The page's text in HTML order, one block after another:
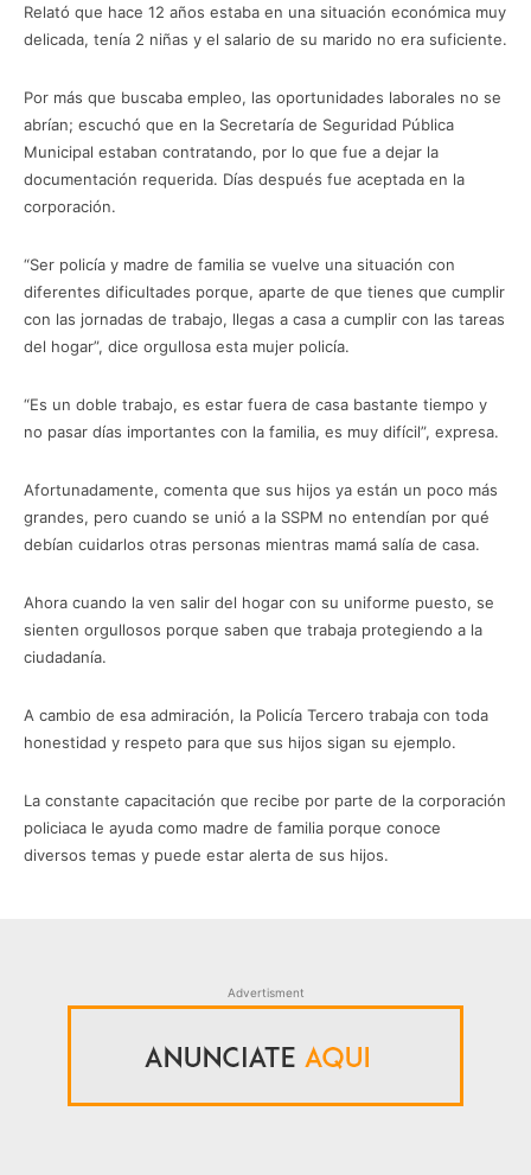
Relató que hace 12 años estaba en una situación económica muy
delicada, tenía 2 niñas y el salario de su marido no era suficiente.
Por más que buscaba empleo, las oportunidades laborales no se
abrían; escuchó que en la Secretaría de Seguridad Pública
Municipal estaban contratando, por lo que fue a dejar la
documentación requerida. Días después fue aceptada en la
corporación.
“Ser policía y madre de familia se vuelve una situación con
diferentes dificultades porque, aparte de que tienes que cumplir
con las jornadas de trabajo, llegas a casa a cumplir con las tareas
del hogar”, dice orgullosa esta mujer policía.
“Es un doble trabajo, es estar fuera de casa bastante tiempo y
no pasar días importantes con la familia, es muy difícil”, expresa.
Afortunadamente, comenta que sus hijos ya están un poco más
grandes, pero cuando se unió a la SSPM no entendían por qué
debían cuidarlos otras personas mientras mamá salía de casa.
Ahora cuando la ven salir del hogar con su uniforme puesto, se
sienten orgullosos porque saben que trabaja protegiendo a la
ciudadanía.
A cambio de esa admiración, la Policía Tercero trabaja con toda
honestidad y respeto para que sus hijos sigan su ejemplo.
La constante capacitación que recibe por parte de la corporación
policiaca le ayuda como madre de familia porque conoce
diversos temas y puede estar alerta de sus hijos.
Advertisment